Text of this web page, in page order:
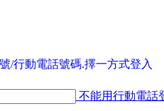
/行動電話號碼.擇一方式登入
不能用行動電話